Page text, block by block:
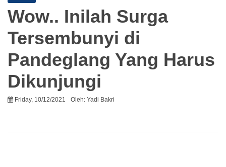
Wow.. Inilah Surga
Tersembunyi di
Pandeglang Yang Harus
Dikunjungi
Friday, 10/12/2021 Oleh: Yadi Bakri